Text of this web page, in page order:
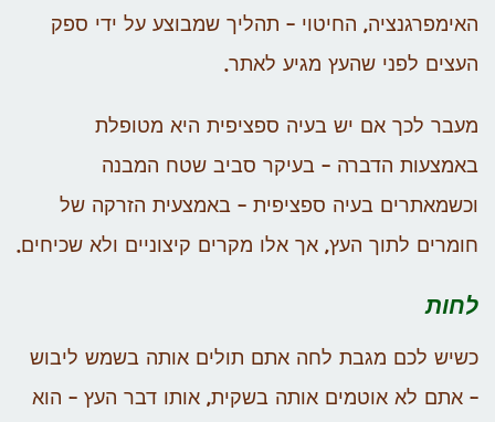
האימפרגנציה, החיטוי – תהליך שמבוצע על ידי ספק
העצים לפני שהעץ מגיע לאתר.
מעבר לכך אם יש בעיה ספציפית היא מטופלת
באמצעות הדברה – בעיקר סביב שטח המבנה
וכשמאתרים בעיה ספציפית – באמצעית הזרקה של
חומרים לתוך העץ, אך אלו מקרים קיצוניים ולא שכיחים.
לחות
כשיש לכם מגבת לחה אתם תולים אותה בשמש ליבוש
– אתם לא אוטמים אותה בשקית, אותו דבר העץ – הוא